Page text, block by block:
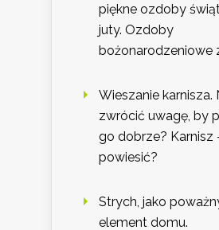
piękne ozdoby
juty. Ozdoby
bożonarodzeniowe
Wieszanie karnisza.
zwrócić uwagę, by
go dobrze? Karnisz
powiesić?
Strych, jako
element domu.